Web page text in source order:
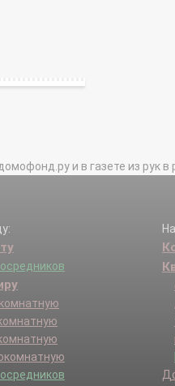
и в газете из рук в